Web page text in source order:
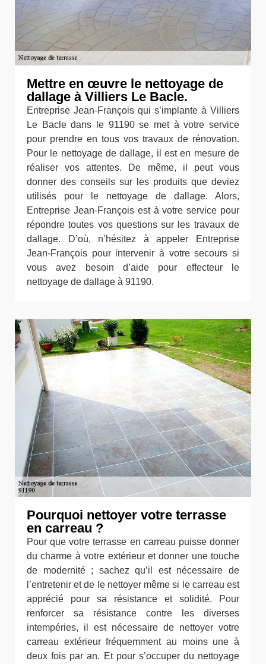
Mettre en œuvre le nettoyage de
dallage à Villiers Le Bacle.
Entreprise Jean-François qui s’implante à Villiers
Le Bacle dans le 91190 se met à votre service
pour prendre en tous vos travaux de rénovation.
Pour le nettoyage de dallage, il est en mesure de
réaliser vos attentes. De même, il peut vous
donner des conseils sur les produits que deviez
utilisés pour le nettoyage de dallage. Alors,
Entreprise Jean-François est à votre service pour
répondre toutes vos questions sur les travaux de
dallage. D’où, n’hésitez à appeler Entreprise
Jean-François pour intervenir à votre secours si
vous avez besoin d’aide pour effecteur le
nettoyage de dallage à 91190.
Pourquoi nettoyer votre terrasse
en carreau ?
Pour que votre terrasse en carreau puisse donner
du charme à votre extérieur et donner une touche
de modernité ; sachez qu’il est nécessaire de
l’entretenir et de le nettoyer même si le carreau est
apprécié pour sa résistance et solidité. Pour
renforcer sa résistance contre les diverses
intempéries, il est nécessaire de nettoyer votre
carreau extérieur fréquemment au moins une à
deux fois par an. Et pour s’occuper du nettoyage